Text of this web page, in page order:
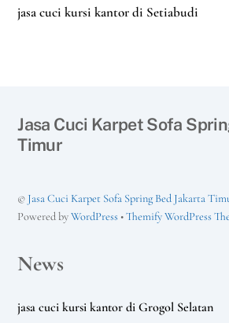
jasa cuci kursi kantor di Setiabudi
Jasa Cuci Karpet Sofa
Timur
© Jasa Cuci Karpet Sofa Spring Bed Jakarta
Powered byWordPress •Themify WordPress
News
jasa cuci kursi kantor di Grogol Selatan